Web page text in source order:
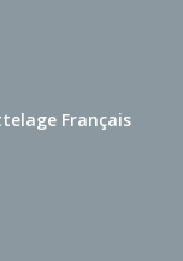
Français